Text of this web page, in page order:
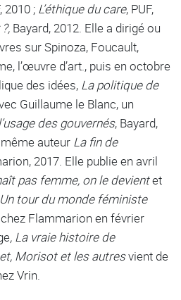
2010 ; L’éthique du care, PUF,
Bayard, 2012. Elle a dirigé ou
sur Spinoza, Foucault,
l’œuvre d’art., puis en octobre
des idées, La politique de
Guillaume le Blanc, un
des gouvernés, Bayard,
auteur La fin de
2017. Elle publie en avril
pas femme, on le devientet
tour du monde féministe
Flammarion en février
, La vraie histoire de
Morisot et les autresvient de
Vrin.